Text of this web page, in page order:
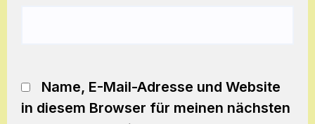
Name, E-Mail-Adresse und Website
in diesem Browser für meinen nächsten